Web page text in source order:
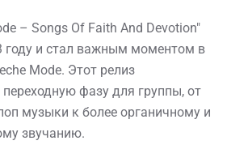
– Songs Of Faith And Devotion"
и стал важным моментом в
Mode. Этот релиз
фазу для группы, от
музыки к более органичному и
звучанию.